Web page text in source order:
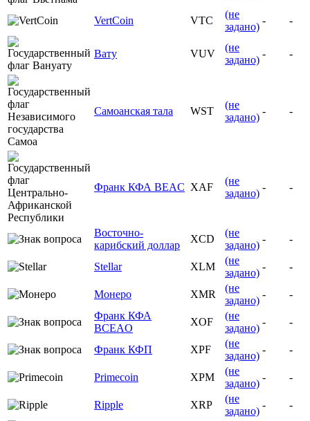
VertCoin VTC
(не
задано)
- -
Вату VUV
(не
задано)
- -
Самоанская тала WST
(не
задано)
- -
Франк КФА BEAC XAF
(не
задано)
- -
Восточно-
карибский доллар
XCD
(не
задано)
- -
Stellar XLM
(не
задано)
- -
Монеро XMR
(не
задано)
-
-
Франк КФА
BCEAO
XOF
(не
задано)
- -
Франк КФП XPF
(не
задано)
- -
Primecoin XPM
(не
задано)
- -
Ripple XRP
(не
задано)
- -